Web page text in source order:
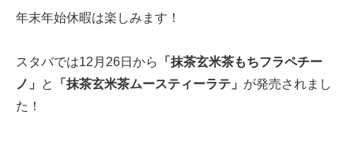
年末年始休暇は楽しみます！
スタバでは12月26日から
「抹茶玄米茶もちフラペチー
ノ」
と 「抹茶玄米茶ムースティーラテ」 が発売されまし
た！